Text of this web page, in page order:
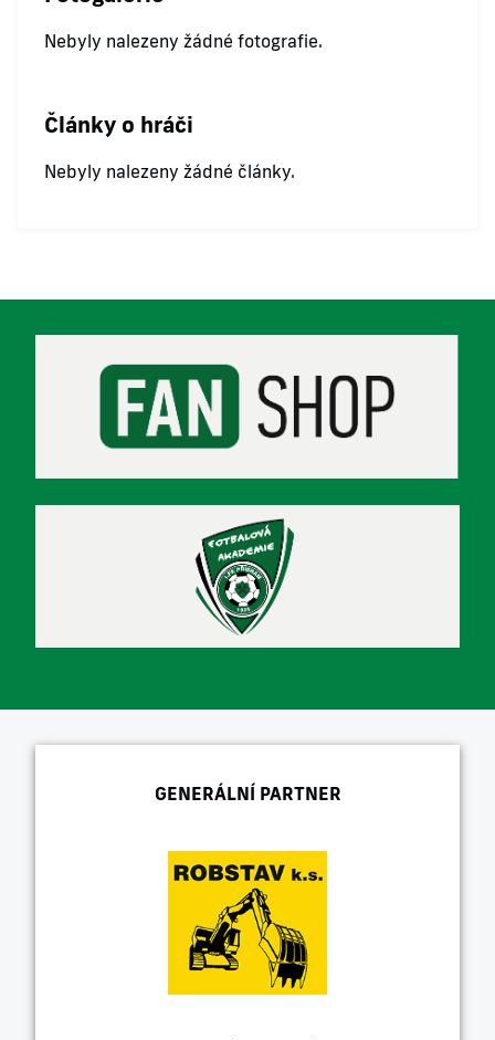
Nebyly nalezeny žádné fotografie.
Články o hráči
Nebyly nalezeny žádné články.
GENERÁLNÍ PARTNER